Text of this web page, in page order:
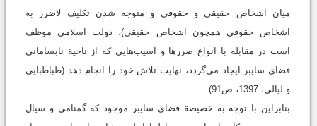
میان اشخاص حقیقی و حقوقی و متوجه ‌شدن تكليف لاضرر به
اشخاص حقوقي همچون اشخاص حقیقی)، دولت اسلامی موظف
است در مقابله با انواع ضررها و آسیب‌هایی که از ناحیة نابسامانی
فضای سایبر ایجاد می‌گردد، نهایت تلاش خود را انجام دهد (طباطبایی
و لیالی، 1397، ص91).
بنابراین با توجه به خصیصة فضاي سایبر موجود که گمنامی و سیال